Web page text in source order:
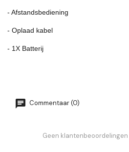
- Afstandsbediening
- Oplaad kabel
- 1X Batterij
Commentaar (0)
Geen